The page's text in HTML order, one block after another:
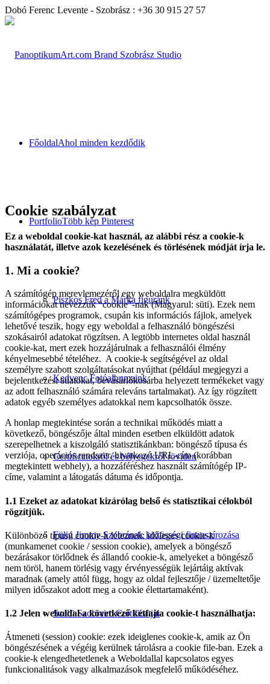
Dobó Ferenc Levente - Szobrász : +36 30 915 27 57
FőoldalAhol minden kezdődik
PortfolioTöbb kép Pinterest
Piszkos Fred a Márka figuránk
Kedvenc Fotóalbumaink
Certificatokról és bélyegekről röviden
Fülig Jimmy Szobrának közösségi finanszírozása
Szelfi Szobraim Certificatjai
Cookie szabályzat
Ez a weboldal cookie-kat használ, az alábbi rész a cookie-k
használatát, illetve azok kezelésének és törlésének módját írja le.
1. Mi a cookie?
A számítógép merevlemezéről egy weboldalra megküldött
információkat nevezzük “cookie”-nak (Magyarul: süti). Ezek nem
számítógépes programok, csupán kis információs fájlok, amelyek
lehetővé teszik, hogy egy weboldal a felhasználó böngészési
szokásairól adatokat rögzítsen. A legtöbb internetes oldal használ
cookie-kat, mert ezek hozzájárulnak a felhasználói élmény
kényelmesebbé tételéhez. A cookie-k segítségével az oldal
személyre szabott szolgáltatásokat nyújthat (például megjegyzi a
bejelentkezési adatokat, bevásárlókosárba helyezett termékeket vagy
az adott felhasználó számára releváns tartalmakat). Az így rögzített
adatok egyéb személyes adatokkal nem kapcsolhatók össze.
A honlap megtekintése során a technikai működés miatt a
következő, böngészője által minden esetben elküldött adatok
szerepelhetnek a kiszolgáló statisztikánkban: böngésző típusa és
verziója, operációs rendszer, hivatkozó URL-cím (korábban
megtekintett webhely), a hozzáféréshez használt számítógép IP-
címe, valamint a látogatás dátuma és időpontja.
1.1 Ezeket az adatokat kizárólag belső és statisztikai célokból
rögzítjük.
Különböző típusú cookie-k léteznek: időleges cookie-k
(munkamenet cookie / session cookie), amelyek a böngésző
bezárásakor törlődnek és állandó cookie-k, amelyeket a böngésző
nem töröl, hanem törlésig vagy érvényességük lejártáig aktívak
maradnak (amely attól függ, hogy az oldal fejlesztője / üzemeltetője
milyen időszakot adott meg a cookie élettartamaként).
1.2 Jelen weboldal a következő kétfajta cookie-t használhatja:
Átmeneti (session) cookie: ezek ideiglenes cookie-k, amik az Ön
böngészésének a végéig kerülnek tárolásra a cookie file-ban. Ezek a
cookie-k elengedhetetlenek a Weboldallal kapcsolatos egyes
funkcionalitások vagy alkalmazások megfelelő működéséhez.